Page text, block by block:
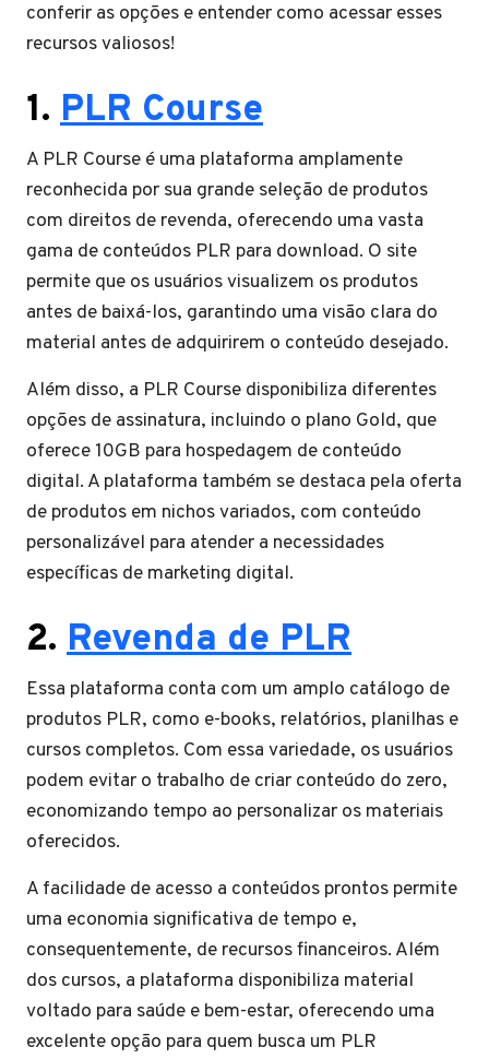
conferir as opções e entender como acessar esses
recursos valiosos!
1. PLR Course
A PLR Course é uma plataforma amplamente
reconhecida por sua grande seleção de produtos
com direitos de revenda, oferecendo uma vasta
gama de conteúdos PLR para download. O site
permite que os usuários visualizem os produtos
antes de baixá-los, garantindo uma visão clara do
material antes de adquirirem o conteúdo desejado.
Além disso, a PLR Course disponibiliza diferentes
opções de assinatura, incluindo o plano Gold, que
oferece 10GB para hospedagem de conteúdo
digital. A plataforma também se destaca pela oferta
de produtos em nichos variados, com conteúdo
personalizável para atender a necessidades
específicas de marketing digital.
2. Revenda de PLR
Essa plataforma conta com um amplo catálogo de
produtos PLR, como e-books, relatórios, planilhas e
cursos completos. Com essa variedade, os usuários
podem evitar o trabalho de criar conteúdo do zero,
economizando tempo ao personalizar os materiais
oferecidos.
A facilidade de acesso a conteúdos prontos permite
uma economia significativa de tempo e,
consequentemente, de recursos financeiros. Além
dos cursos, a plataforma disponibiliza material
voltado para saúde e bem-estar, oferecendo uma
excelente opção para quem busca um PLR